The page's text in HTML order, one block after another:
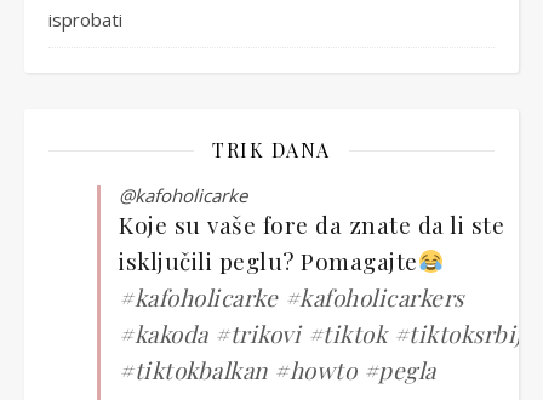
isprobati
TRIK DANA
@kafoholicarke
Koje su vaše fore da znate da li ste
isključili peglu? Pomagajte
#kafoholicarke #kafoholicarkers
#kakoda #trikovi #tiktok #tiktoksrbija
#tiktokbalkan #howto #pegla